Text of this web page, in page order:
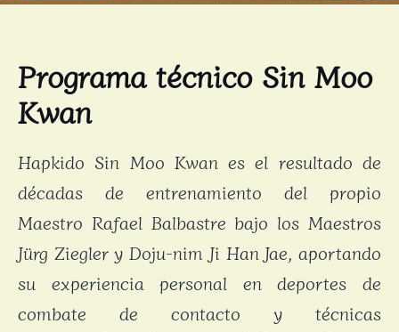
Programa técnico Sin Moo
Kwan
Hapkido Sin Moo Kwan es el resultado de
décadas de entrenamiento del propio
Maestro Rafael Balbastre bajo los Maestros
Jürg Ziegler y Doju-nim Ji Han Jae, aportando
su experiencia personal en deportes de
combate de contacto y técnicas